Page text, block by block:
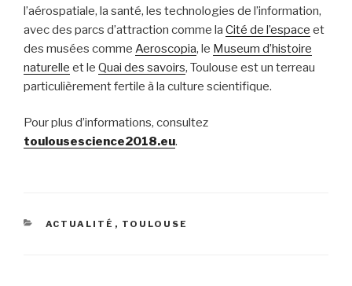
l’aérospatiale, la santé, les technologies de l’information,
avec des parcs d’attraction comme la Cité de l’espace et
des musées comme Aeroscopia, le Museum d’histoire
naturelle et le Quai des savoirs, Toulouse est un terreau
particulièrement fertile à la culture scientifique.
Pour plus d’informations, consultez
toulousescience2018.eu.
CATÉGORIES
ACTUALITÉ , TOULOUSE